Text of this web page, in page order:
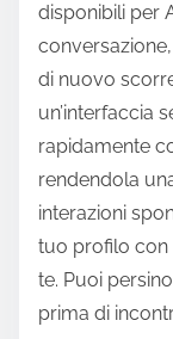
disponibili per
di nuovo
un’interfaccia
rapidamente
rendendola
interazioni
tuo profilo con
te. Puoi
prima di